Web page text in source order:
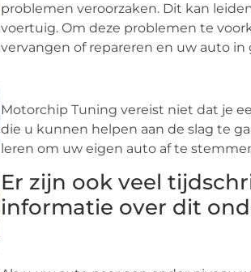
problemen veroorzaken. Dit kan
voertuig. Om deze problemen te
vervangen of repareren en uw auto
Motorchip Tuning vereist niet dat je
die u kunnen helpen aan de slag te
leren om uw eigen auto af te
Er zijn ook veel
informatie over dit